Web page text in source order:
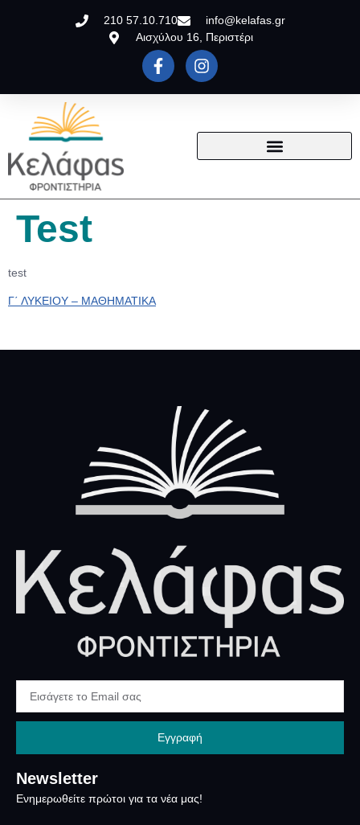
210 57.10.710
info@kelafas.gr
Αισχύλου 16, Περιστέρι
Test
test
Γ΄ ΛΥΚΕΙΟΥ – ΜΑΘΗΜΑΤΙΚΑ
Newsletter
Ενημερωθείτε πρώτοι για τα νέα μας!
Εγγραφή